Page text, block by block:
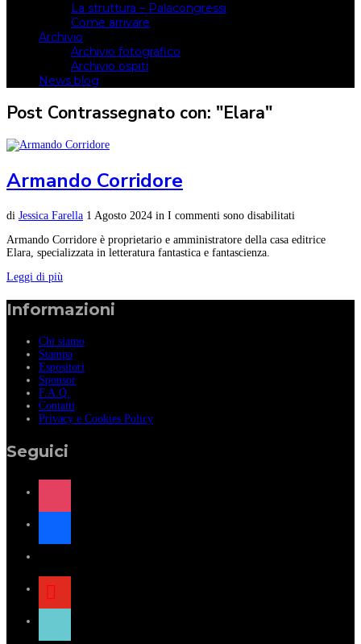
La struttura – Palacongressi
Come arrivare
Archivio
Archivio fotografico
Archivio ospiti
News blog
Post Contrassegnato con: "Elara"
Armando Corridore
di Jessica Farella 1 Agosto 2024 in I commenti sono disabilitati
Armando Corridore è proprietario e amministratore della casa editrice
Elara, specializzata in letteratura fantastica e fantascienza.
Leggi di più
Informazioni
Chi siamo
Stampa
Espositori
Sponsor
F.A.Q.
Contatti
Privacy e Cookies Policy
Seguici
instagram
facebook
x
youtube
tiktok